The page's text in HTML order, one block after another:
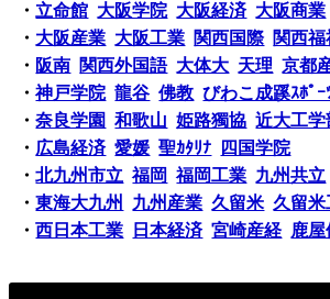
・ 立命館 大阪学院 大阪経済 大阪商業
・ 大阪産業 大阪工業 関西国際 関西福
・ 阪南 関西外国語 大体大 天理 京都
・神戸学院 龍谷 佛教 びわこ成蹊ｽﾎﾟｰ
・奈良学園 和歌山 姫路獨協 近大工学
・ 広島経済 愛媛 聖ｶﾀﾘﾅ
四国学院
・北九州市立 福岡 福岡工業 九州共立
・東海大九州 九州産業 久留米 久留米
・西日本工業 日本経済 宮崎産経 鹿